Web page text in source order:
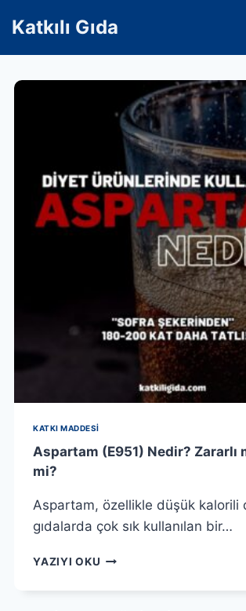
content
Katkılı Gıda
KATKI MADDESI
Aspartam (E951) Nedir? Zararlı
mi?
Aspartam, özellikle düşük kalorili
gıdalarda çok sık kullanılan bir…
YAZIYI OKU ASPARTAM
NEDIR?